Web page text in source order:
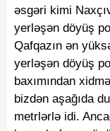
əsgəri kimi
yerləşən döyüş
Qafqazın ən
yerləşən döyüş
baxımından
bizdən aşağıda
metrlərlə idi.